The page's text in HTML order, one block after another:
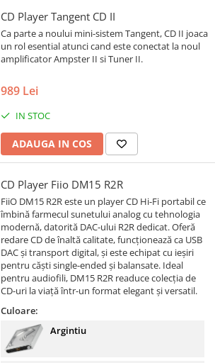
CD Player Tangent CD II
Ca parte a noului mini-sistem Tangent, CD II joaca
un rol esential atunci cand este conectat la noul
amplificator Ampster II si Tuner II.
989 Lei
IN STOC
ADAUGA IN COS
CD Player Fiio DM15 R2R
FiiO DM15 R2R este un player CD Hi-Fi portabil ce
îmbină farmecul sunetului analog cu tehnologia
modernă, datorită DAC-ului R2R dedicat. Oferă
redare CD de înaltă calitate, funcționează ca USB
DAC și transport digital, și este echipat cu ieșiri
pentru căști single-ended și balansate. Ideal
pentru audiofili, DM15 R2R readuce colecția de
CD-uri la viață într-un format elegant și versatil.
Culoare:
Argintiu